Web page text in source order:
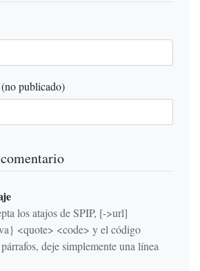
publicado)
los atajos de SPIP, [->url]
<code> y el código
deje simplemente una línea